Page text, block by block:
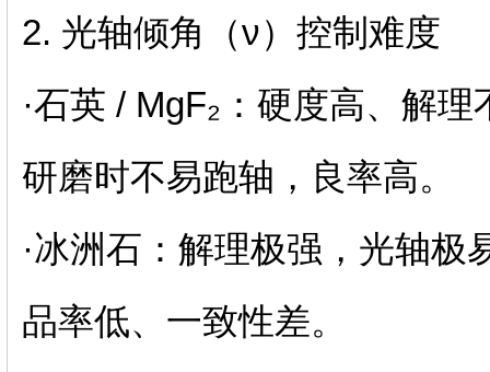
2. 光轴倾角（ν）控制难度
·石英 / MgF₂：硬度高、解
研磨时不易跑轴，良率高。
·冰洲石：解理极强，光轴极
品率低、一致性差。